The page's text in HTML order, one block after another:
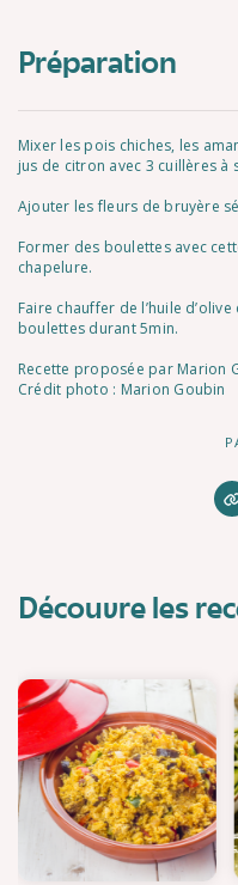
Préparation
Mixer les pois chiches, les
jus de citron avec 3 cuillères à
Ajouter les fleurs de bruyère
Former des boulettes avec
chapelure.
Faire chauffer de l’huile
boulettes durant 5min.
Recette proposée par Marion
Crédit photo : Marion Goubin
Découvre les